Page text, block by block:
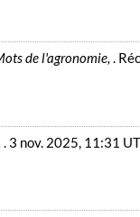
de l'agronomie,.
. 3 nov. 2025, 11:31